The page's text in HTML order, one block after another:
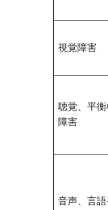
視覚障害
聴覚、平
障害
音声、言語